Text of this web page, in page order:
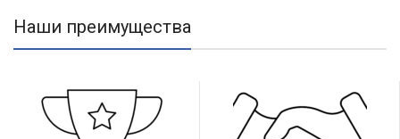
Наши преимущества